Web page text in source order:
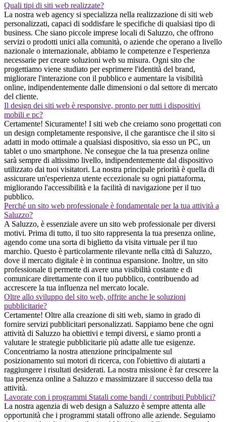
Quali tipi di siti web realizzate?
La nostra web agency si specializza nella realizzazione di siti web
personalizzati, capaci di soddisfare le specifiche di qualsiasi tipo di
business. Che siano piccole imprese locali di Saluzzo, che offrono
servizi o prodotti unici alla comunità, o aziende che operano a livello
nazionale o internazionale, abbiamo le competenze e l'esperienza
necessarie per creare soluzioni web su misura. Ogni sito che
progettiamo viene studiato per esprimere l'identità del brand,
migliorare l'interazione con il pubblico e aumentare la visibilità
online, indipendentemente dalle dimensioni o dal settore di mercato
del cliente.
Il design dei siti web è responsive, pronto per tutti i dispositivi
mobili e pc?
Certamente! Sicuramente! I siti web che creiamo sono progettati con
un design completamente responsive, il che garantisce che il sito si
adatti in modo ottimale a qualsiasi dispositivo, sia esso un PC, un
tablet o uno smartphone. Ne consegue che la tua presenza online
sarà sempre di altissimo livello, indipendentemente dal dispositivo
utilizzato dai tuoi visitatori. La nostra principale priorità è quella di
assicurare un'esperienza utente eccezionale su ogni piattaforma,
migliorando l'accessibilità e la facilità di navigazione per il tuo
pubblico.
Perché un sito web professionale è fondamentale per la tua attività a
Saluzzo?
A Saluzzo, è essenziale avere un sito web professionale per diversi
motivi. Prima di tutto, il tuo sito rappresenta la tua presenza online,
agendo come una sorta di biglietto da visita virtuale per il tuo
marchio. Questo è particolarmente rilevante nella città di Saluzzo,
dove il mercato digitale è in continua espansione. Inoltre, un sito
professionale ti permette di avere una visibilità costante e di
comunicare direttamente con il tuo pubblico, contribuendo ad
accrescere la tua influenza nel mercato locale.
Oltre allo sviluppo del sito web, offrite anche le soluzioni
pubblicitarie?
Certamente! Oltre alla creazione di siti web, siamo in grado di
fornire servizi pubblicitari personalizzati. Sappiamo bene che ogni
attività di Saluzzo ha obiettivi e tempi diversi, e siamo pronti a
valutare le strategie pubblicitarie più adatte alle tue esigenze.
Concentriamo la nostra attenzione principalmente sul
posizionamento sui motori di ricerca, con l'obiettivo di aiutarti a
raggiungere i risultati desiderati. La nostra missione è far crescere la
tua presenza online a Saluzzo e massimizzare il successo della tua
attività.
Lavorate con i programmi Statali come bandi / contributi Pubblici?
La nostra agenzia di web design a Saluzzo è sempre attenta alle
opportunità che i programmi statali offrono alle aziende. Seguiamo